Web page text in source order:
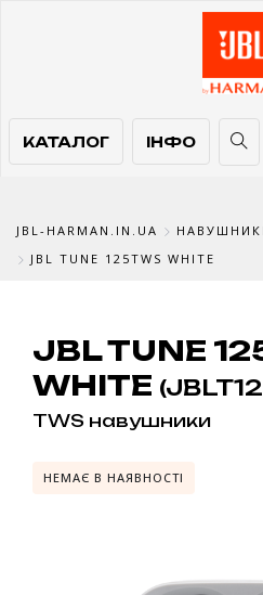
КАТАЛОГ
КАТАЛОГ ІНФО
ІНФО
JBL-HARMAN.IN.UA
JBL TUNE 125TWS WHITE
JBL TUNE
WHITE
TWS навушники
НЕМАЄ В НАЯВНОСТІ